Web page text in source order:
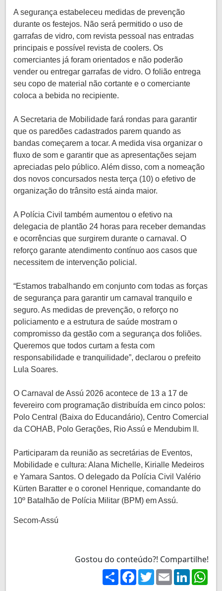
A segurança estabeleceu medidas de prevenção
durante os festejos. Não será permitido o uso de
garrafas de vidro, com revista pessoal nas entradas
principais e possível revista de coolers. Os
comerciantes já foram orientados e não poderão
vender ou entregar garrafas de vidro. O folião entrega
seu copo de material não cortante e o comerciante
coloca a bebida no recipiente.
A Secretaria de Mobilidade fará rondas para garantir
que os paredões cadastrados parem quando as
bandas começarem a tocar. A medida visa organizar o
fluxo de som e garantir que as apresentações sejam
apreciadas pelo público. Além disso, com a nomeação
dos novos concursados nesta terça (10) o efetivo de
organização do trânsito está ainda maior.
A Polícia Civil também aumentou o efetivo na
delegacia de plantão 24 horas para receber demandas
e ocorrências que surgirem durante o carnaval. O
reforço garante atendimento contínuo aos casos que
necessitem de intervenção policial.
“Estamos trabalhando em conjunto com todas as forças
de segurança para garantir um carnaval tranquilo e
seguro. As medidas de prevenção, o reforço no
policiamento e a estrutura de saúde mostram o
compromisso da gestão com a segurança dos foliões.
Queremos que todos curtam a festa com
responsabilidade e tranquilidade”, declarou o prefeito
Lula Soares.
O Carnaval de Assú 2026 acontece de 13 a 17 de
fevereiro com programação distribuída em cinco polos:
Polo Central (Baixa do Educandário), Centro Comercial
da COHAB, Polo Gerações, Rio Assú e Mendubim II.
Participaram da reunião as secretárias de Eventos,
Mobilidade e cultura: Alana Michelle, Kirialle Medeiros
e Yamara Santos. O delegado da Polícia Civil Valério
Kürten Baratter e o coronel Henrique, comandante do
10º Batalhão de Polícia Militar (BPM) em Assú.
Secom-Assú
Gostou do conteúdo?! Compartilhe!
ShareFacebook
TwitterEmailLinkedIn